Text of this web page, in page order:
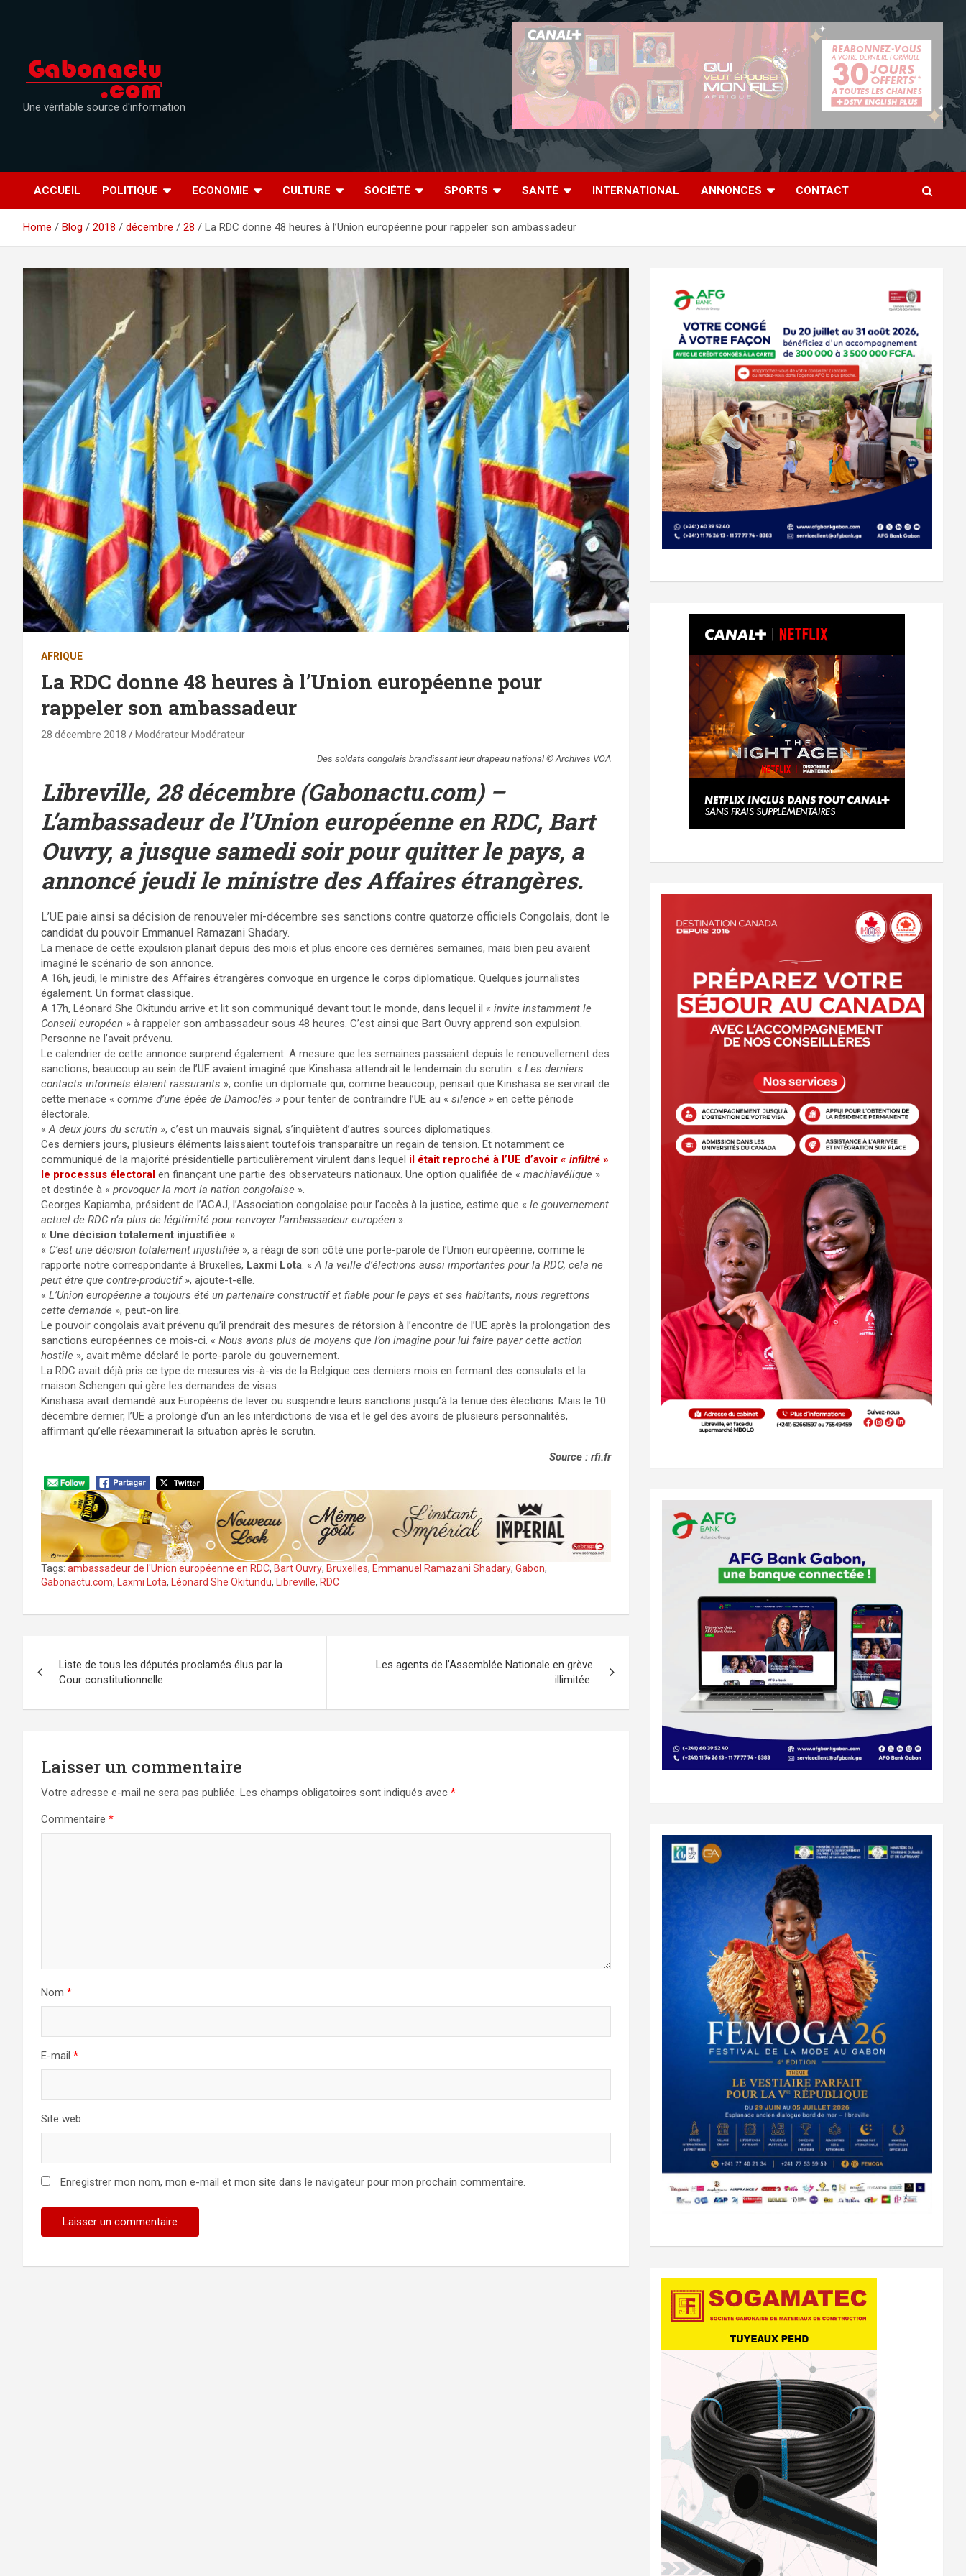
Une véritable source d'information
ACCUEIL POLITIQUE ECONOMIE CULTURE SOCIÉTÉ SPORTS SANTÉ INTERNATIONAL ANNONCES CONTACT
Home Blog 2018 décembre 28 La RDC donne 48 heures à l’Union européenne pour rappeler son ambassadeur
AFRIQUE
La RDC donne 48 heures à l’Union européenne pour
rappeler son ambassadeur
28 décembre 2018 Modérateur Modérateur
Des soldats congolais brandissant leur drapeau national © Archives VOA
Libreville, 28 décembre (Gabonactu.com) –
L’ambassadeur de l’Union européenne en RDC, Bart
Ouvry, a jusque samedi soir pour quitter le pays, a
annoncé jeudi le ministre des Affaires étrangères.
L’UE paie ainsi sa décision de renouveler mi-décembre ses sanctions contre quatorze officiels Congolais, dont le
candidat du pouvoir Emmanuel Ramazani Shadary.
La menace de cette expulsion planait depuis des mois et plus encore ces dernières semaines, mais bien peu avaient
imaginé le scénario de son annonce.
A 16h, jeudi, le ministre des Affaires étrangères convoque en urgence le corps diplomatique. Quelques journalistes
également. Un format classique.
A 17h, Léonard She Okitundu arrive et lit son communiqué devant tout le monde, dans lequel il « invite instamment le
Conseil européen » à rappeler son ambassadeur sous 48 heures. C’est ainsi que Bart Ouvry apprend son expulsion.
Personne ne l’avait prévenu.
Le calendrier de cette annonce surprend également. A mesure que les semaines passaient depuis le renouvellement des
sanctions, beaucoup au sein de l’UE avaient imaginé que Kinshasa attendrait le lendemain du scrutin. « Les derniers
contacts informels étaient rassurants », confie un diplomate qui, comme beaucoup, pensait que Kinshasa se servirait de
cette menace « comme d’une épée de Damoclès » pour tenter de contraindre l’UE au « silence » en cette période
électorale.
« A deux jours du scrutin », c’est un mauvais signal, s’inquiètent d’autres sources diplomatiques.
Ces derniers jours, plusieurs éléments laissaient toutefois transparaître un regain de tension. Et notamment ce
communiqué de la majorité présidentielle particulièrement virulent dans lequel il était reproché à l’UE d’avoir « infiltré »
le processus électoral en finançant une partie des observateurs nationaux. Une option qualifiée de « machiavélique »
et destinée à « provoquer la mort la nation congolaise ».
Georges Kapiamba, président de l’ACAJ, l’Association congolaise pour l’accès à la justice, estime que « le gouvernement
actuel de RDC n’a plus de légitimité pour renvoyer l’ambassadeur européen ».
« Une décision totalement injustifiée »
« C’est une décision totalement injustifiée », a réagi de son côté une porte-parole de l’Union européenne, comme le
rapporte notre correspondante à Bruxelles, Laxmi Lota. «A la veille d’élections aussi importantes pour la RDC, cela ne
peut être que contre-productif », ajoute-t-elle.
« L’Union européenne a toujours été un partenaire constructif et fiable pour le pays et ses habitants, nous regrettons
cette demande », peut-on lire.
Le pouvoir congolais avait prévenu qu’il prendrait des mesures de rétorsion à l’encontre de l’UE après la prolongation des
sanctions européennes ce mois-ci. « Nous avons plus de moyens que l’on imagine pour lui faire payer cette action
hostile », avait même déclaré le porte-parole du gouvernement.
La RDC avait déjà pris ce type de mesures vis-à-vis de la Belgique ces derniers mois en fermant des consulats et la
maison Schengen qui gère les demandes de visas.
Kinshasa avait demandé aux Européens de lever ou suspendre leurs sanctions jusqu’à la tenue des élections. Mais le 10
décembre dernier, l’UE a prolongé d’un an les interdictions de visa et le gel des avoirs de plusieurs personnalités,
affirmant qu’elle réexaminerait la situation après le scrutin.
Source : rfi.fr
Tags: ambassadeur de l'Union européenne en RDC, Bart Ouvry, Bruxelles, Emmanuel Ramazani Shadary, Gabon,
Gabonactu.com, Laxmi Lota, Léonard She Okitundu, Libreville, RDC
de
l’article
Liste de tous les députés proclamés élus par la
Cour constitutionnelle
Les agents de l’Assemblée Nationale en grève
illimitée
Laisser un commentaire
Votre adresse e-mail ne sera pas publiée. Les champs obligatoires sont indiqués avec *
Commentaire *
Nom *
E-mail *
Site web
Enregistrer mon nom, mon e-mail et mon site dans le navigateur pour mon prochain commentaire.